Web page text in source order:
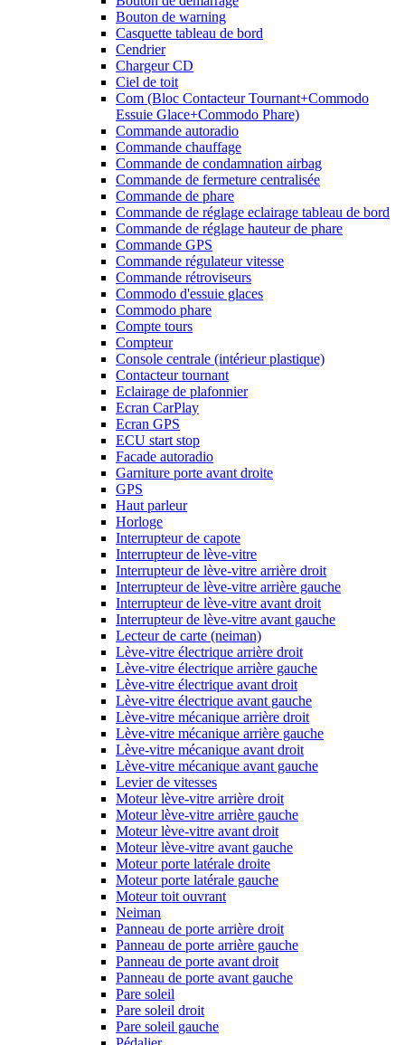
Bouton de warning
Casquette tableau de bord
Cendrier
Chargeur CD
Ciel de toit
Com (Bloc Contacteur Tournant+Commodo
Essuie Glace+Commodo Phare)
Commande autoradio
Commande chauffage
Commande de condamnation airbag
Commande de fermeture centralisée
Commande de phare
Commande de réglage eclairage tableau de bord
Commande de réglage hauteur de phare
Commande GPS
Commande régulateur vitesse
Commande rétroviseurs
Commodo d'essuie glaces
Commodo phare
Compte tours
Compteur
Console centrale (intérieur plastique)
Contacteur tournant
Eclairage de plafonnier
Ecran CarPlay
Ecran GPS
ECU start stop
Facade autoradio
Garniture porte avant droite
GPS
Haut parleur
Horloge
Interrupteur de capote
Interrupteur de lève-vitre
Interrupteur de lève-vitre arrière droit
Interrupteur de lève-vitre arrière gauche
Interrupteur de lève-vitre avant droit
Interrupteur de lève-vitre avant gauche
Lecteur de carte (neiman)
Lève-vitre électrique arrière droit
Lève-vitre électrique arrière gauche
Lève-vitre électrique avant droit
Lève-vitre électrique avant gauche
Lève-vitre mécanique arrière droit
Lève-vitre mécanique arrière gauche
Lève-vitre mécanique avant droit
Lève-vitre mécanique avant gauche
Levier de vitesses
Moteur lève-vitre arrière droit
Moteur lève-vitre arrière gauche
Moteur lève-vitre avant droit
Moteur lève-vitre avant gauche
Moteur porte latérale droite
Moteur porte latérale gauche
Moteur toit ouvrant
Neiman
Panneau de porte arrière droit
Panneau de porte arrière gauche
Panneau de porte avant droit
Panneau de porte avant gauche
Pare soleil
Pare soleil droit
Pare soleil gauche